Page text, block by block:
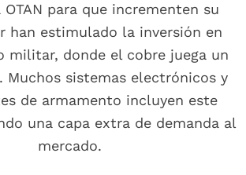
OTAN para que incrementen su
han estimulado la inversión en
militar, donde el cobre juega un
Muchos sistemas electrónicos y
de armamento incluyen este
una capa extra de demanda al
mercado.